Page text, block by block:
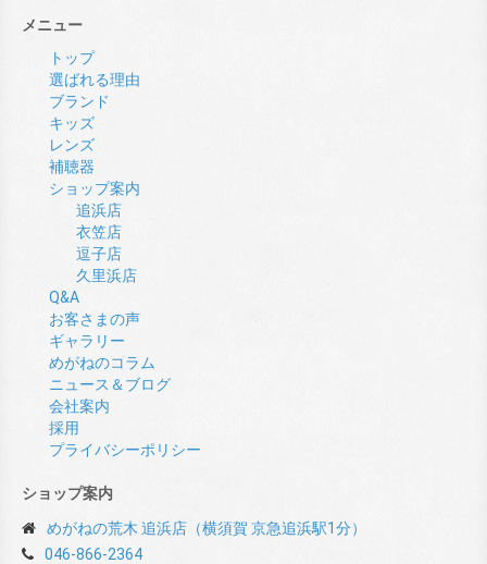
メニュー
トップ
選ばれる理由
ブランド
キッズ
レンズ
補聴器
ショップ案内
追浜店
衣笠店
逗子店
久里浜店
Q&A
お客さまの声
ギャラリー
めがねのコラム
ニュース＆ブログ
会社案内
採用
プライバシーポリシー
ショップ案内
めがねの荒木 追浜店（横須賀 京急追浜駅1分）
046-866-2364